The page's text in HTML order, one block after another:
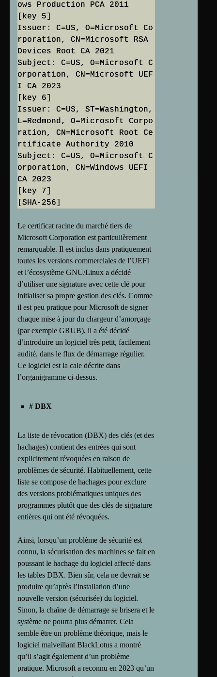
ows Production PCA 2011
[key 5]
Issuer: C=US, O=Microsoft Co
rporation, CN=Microsoft RSA
Devices Root CA 2021
Subject: C=US, O=Microsoft C
orporation, CN=Microsoft UEF
I CA 2023
[key 6]
Issuer: C=US, ST=Washington,
L=Redmond, O=Microsoft Corpo
ration, CN=Microsoft Root Ce
rtificate Authority 2010
Subject: C=US, O=Microsoft C
orporation, CN=Windows UEFI
CA 2023
[key 7]
Le certificat racine du marché tiers de
Microsoft Corporation est particulièrement
remarquable. Il est inclus dans pratiquement
toutes les versions commerciales de l’UEFI
et l’écosystème GNU/Linux a décidé
d’utiliser une signature avec cette clé pour
initialiser sa propre gestion des clés. Comme
il est peu pratique pour Microsoft de signer
chaque mise à jour du chargeur d’amorçage
(par exemple GRUB), il a été décidé
d’introduire un logiciel très petit, facilement
audité, dans le flux de démarrage régulier.
Ce logiciel est la cale décrite dans
l’organigramme ci-dessus.
# DBX
La liste de révocation (DBX) des clés (et des
hachages) contient des entrées qui sont
explicitement révoquées en raison de
problèmes de sécurité. Habituellement, cette
liste se compose de hachages pour exclure
des versions problématiques uniques des
programmes plutôt que des clés de signature
entières qui ont été révoquées.
Ainsi, lorsqu’un problème de sécurité est
connu, la sécurisation des machines se fait en
poussant le hachage du logiciel affecté dans
les tables DBX. Bien sûr, cela ne devrait se
produire qu’après l’installation d’une
nouvelle version (sécurisée) du logiciel.
Sinon, la chaîne de démarrage se brisera et le
système ne pourra plus démarrer. Cela
semble être un problème théorique, mais le
logiciel malveillant BlackLotus a montré
qu’il s’agit également d’un problème
pratique. Microsoft a reconnu en 2023 qu’un